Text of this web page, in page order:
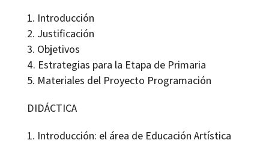
Introducción
Justificación
Objetivos
Estrategias para la Etapa de Primaria
Materiales del Proyecto Programación
DIDÁCTICA
Introducción: el área de Educación Artística